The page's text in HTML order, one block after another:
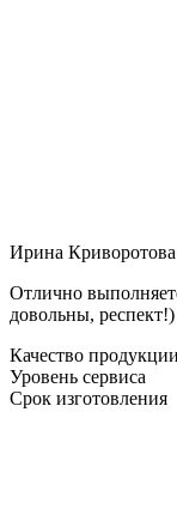
Ирина Криворотова
Отлично
довольны, респект!)
Качество продукции
Уровень сервиса
Срок изготовления